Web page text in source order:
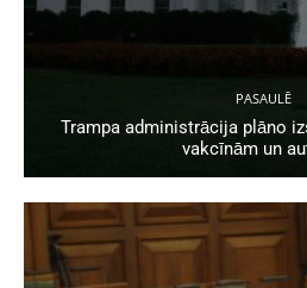
PASAULĒ
Trampa administrācija plāno
vakcīnām un